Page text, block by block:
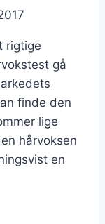
rigtige
gå
finde den
lige
hårvoksen
en